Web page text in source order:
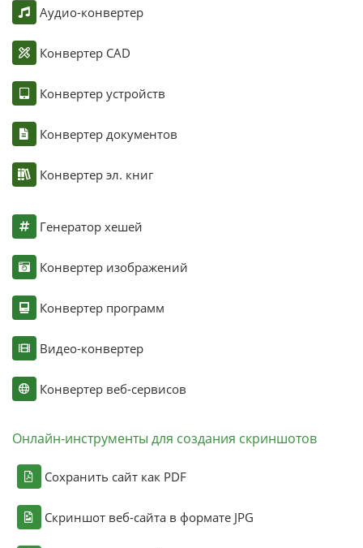
Аудио-конвертер
Конвертер CAD
Конвертер устройств
Конвертер документов
Конвертер эл. книг
Генератор хешей
Конвертер изображений
Конвертер программ
Видео-конвертер
Конвертер веб-сервисов
Онлайн-инструменты для создания скриншотов
Сохранить сайт как PDF
Скриншот веб-сайта в формате JPG